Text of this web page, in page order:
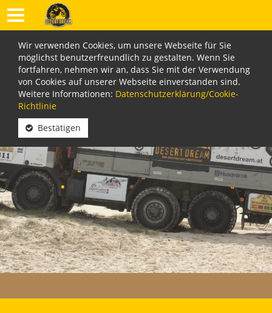
Wir verwenden Cookies, um unsere Webseite für Sie
möglichst benutzerfreundlich zu gestalten. Wenn Sie
fortfahren, nehmen wir an, dass Sie mit der Verwendung
von Cookies auf unserer Webseite einverstanden sind.
Weitere Informationen: Datenschutzerklärung/Cookie-
Richtlinie
Bestätigen